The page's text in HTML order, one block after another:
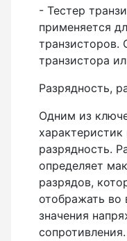
- Тестер
применяется
транзисторов.
транзистора
Разрядность,
Одним из
разрядность.
определяет
разрядов,
отображать во
значения